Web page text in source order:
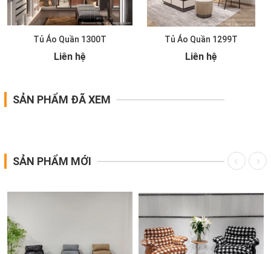
Tủ Áo Quần 1300T
Liên hệ
Tủ Áo Quần 1299T
Liên hệ
SẢN PHẨM ĐÃ XEM
SẢN PHẨM MỚI